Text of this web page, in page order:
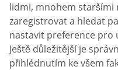
lidmi, mnohem staršími
zaregistrovat a hledat
nastavit preference pro
Ještě důležitější je
přihlédnutím ke všem